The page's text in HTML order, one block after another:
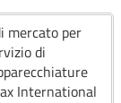
mercato per
di
International